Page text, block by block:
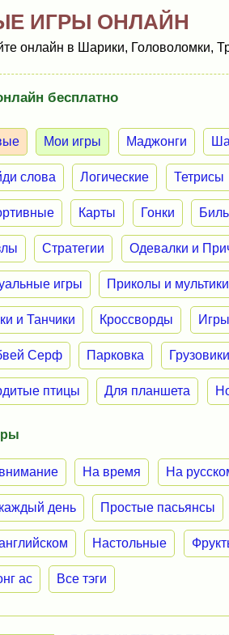
ИГРЫ ОНЛАЙН
онлайн в Шарики, Головоломки,
бесплатно
Мои игры Маджонги
слова Логические Тетрисы
Карты Гонки
Стратегии Одевалки и
игры Приколы и мультики
и Танчики Кроссворды
Серф Парковка Грузовики
птицы Для планшета
На время На
день Простые пасьянсы
Настольные
ас Все тэги